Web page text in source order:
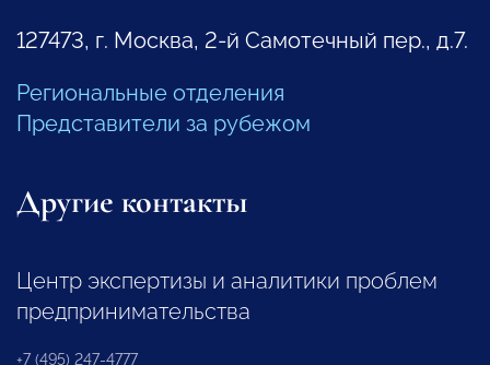
127473, г. Москва, 2-й Самотечный пер., д.7.
Региональные отделения
Представители за рубежом
Другие контакты
Центр экспертизы и аналитики проблем
предпринимательства
+7 (495) 247-4777